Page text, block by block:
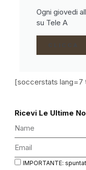
Ogni giovedi
su Tele A
CLICCA
[soccerstats lang=7
Ricevi Le Ultime
IMPORTANTE: